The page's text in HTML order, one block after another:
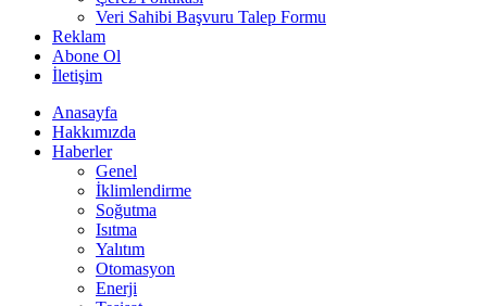
Veri Sahibi Başvuru Talep Formu
Reklam
Abone Ol
İletişim
Anasayfa
Hakkımızda
Haberler
Genel
İklimlendirme
Soğutma
Isıtma
Yalıtım
Otomasyon
Enerji